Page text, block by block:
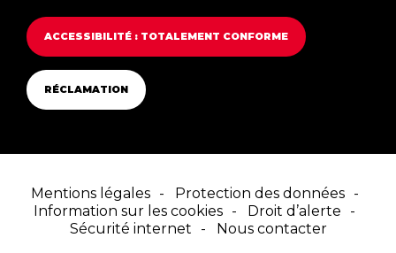
ACCESSIBILITÉ : TOTALEMENT CONFORME
RÉCLAMATION
Mentions légales
Protection des données
Information sur les cookies
Droit d’alerte
Sécurité internet
Nous contacter